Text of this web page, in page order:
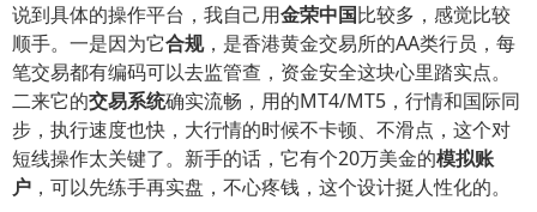
说到具体的操作平台，我自己用金荣中国比较多，感觉比较
顺手。一是因为它合规，是香港黄金交易所的AA类行员，每
笔交易都有编码可以去监管查，资金安全这块心里踏实点。
二来它的交易系统确实流畅，用的MT4/MT5，行情和国际同
步，执行速度也快，大行情的时候不卡顿、不滑点，这个对
短线操作太关键了。新手的话，它有个20万美金的模拟账
户 ，可以先练手再实盘，不心疼钱，这个设计挺人性化的。